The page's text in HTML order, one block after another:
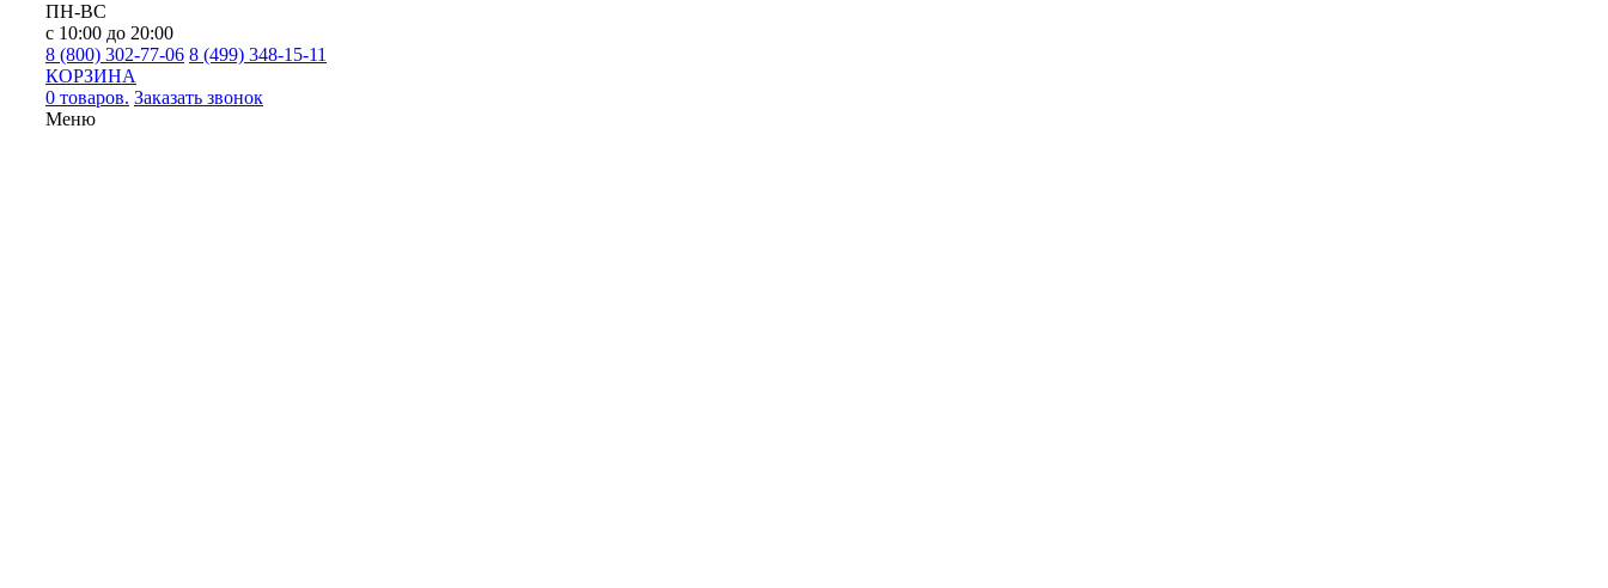
ПН-ВС
с 10:00 до 20:00
8 (800) 302-77-06 8 (499) 348-15-11
КОРЗИНА
0 товаров. Заказать звонок
Меню